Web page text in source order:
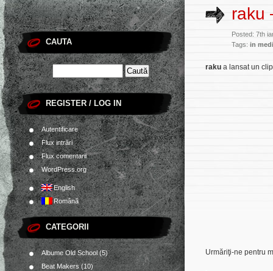
CAUTA
REGISTER / LOG IN
Autentificare
Flux intrări
Flux comentarii
WordPress.org
English
Română
CATEGORII
Albume Old School(5)
Beat Makers(10)
raku
Posted: 7th
Tags: in
raku a lansat un
Urmăriţi-ne pentru